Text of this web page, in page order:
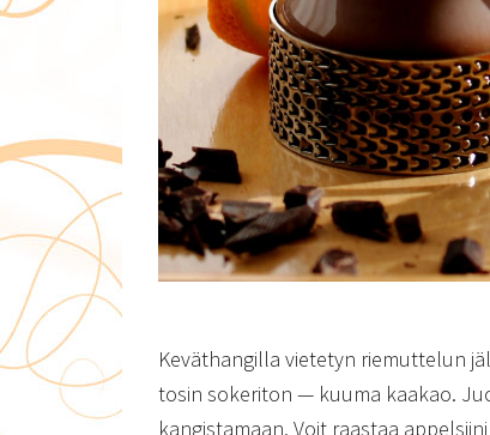
Keväthangilla vietetyn riemuttelun
tosin sokeriton — kuuma kaakao.
kangistamaan. Voit raastaa